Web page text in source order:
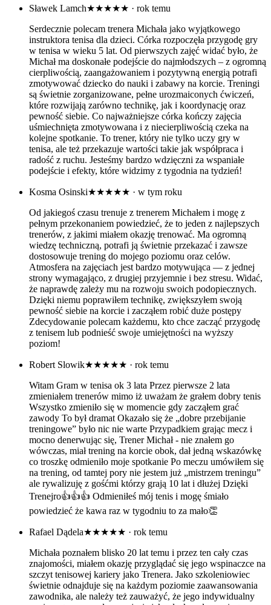
Sławek Lamch★★★★★ · rok temu
Serdecznie polecam trenera Michała jako wyjątkowego
instruktora tenisa dla dzieci. Córka rozpoczęła przygodę gry
w tenisa w wieku 5 lat. Od pierwszych zajęć widać było, że
Michał ma doskonałe podejście do najmłodszych – z ogromną
cierpliwością, zaangażowaniem i pozytywną energią potrafi
zmotywować dziecko do nauki i zabawy na korcie. Treningi
są świetnie zorganizowane, pełne urozmaiconych ćwiczeń,
które rozwijają zarówno technikę, jak i koordynację oraz
pewność siebie. Co najważniejsze córka kończy zajęcia
uśmiechnięta zmotywowana i z niecierpliwością czeka na
kolejne spotkanie. To trener, który nie tylko uczy gry w
tenisa, ale też przekazuje wartości takie jak współpraca i
radość z ruchu. Jesteśmy bardzo wdzięczni za wspaniałe
podejście i efekty, które widzimy z tygodnia na tydzień!
Kosma Osinski★★★★★ · w tym roku
Od jakiegoś czasu trenuje z trenerem Michałem i mogę z
pełnym przekonaniem powiedzieć, że to jeden z najlepszych
trenerów, z jakimi miałem okazję trenować. Ma ogromną
wiedzę techniczną, potrafi ją świetnie przekazać i zawsze
dostosowuje trening do mojego poziomu oraz celów.
Atmosfera na zajęciach jest bardzo motywująca — z jednej
strony wymagająco, z drugiej przyjemnie i bez stresu. Widać,
że naprawdę zależy mu na rozwoju swoich podopiecznych.
Dzięki niemu poprawiłem technikę, zwiększyłem swoją
pewność siebie na korcie i zacząłem robić duże postępy
Zdecydowanie polecam każdemu, kto chce zacząć przygodę
z tenisem lub podnieść swoje umiejętności na wyższy
poziom!
Robert Slowik★★★★★ · rok temu
Witam Gram w tenisa ok 3 lata Przez pierwsze 2 lata
zmieniałem trenerów mimo iż uważam że grałem dobry tenis
Wszystko zmieniło się w momencie gdy zacząłem grać
zawody To był dramat Okazało się że „dobre przebijanie
treningowe” było nic nie warte Przypadkiem grając mecz i
mocno denerwując się, Trener Michał - nie znałem go
wówczas, miał trening na korcie obok, dał jedną wskazówkę
co troszkę odmieniło moje spotkanie Po meczu umówiłem się
na trening, od tamtej pory nie jestem już „mistrzem treningu”
ale rywalizuję z gośćmi którzy grają 10 lat i dłużej Dzięki
Trenejro👍👍👍 Odmieniłeś mój tenis i mogę śmiało
powiedzieć że kawa raz w tygodniu to za mało👏
Rafael Dądela★★★★★ · rok temu
Michała poznałem blisko 20 lat temu i przez ten cały czas
znajomości, miałem okazję przyglądać się jego wspinaczce na
szczyt tenisowej kariery jako Trenera. Jako szkoleniowiec
świetnie odnajduje się na każdym poziomie zaawansowania
zawodnika, ale należy też zauważyć, że jego indywidualny